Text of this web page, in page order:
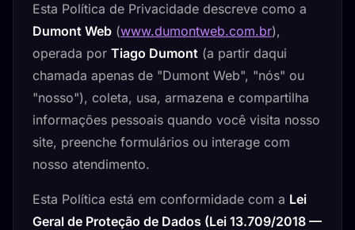
Esta Política de Privacidade descreve como a
Dumont Web (www.dumontweb.com.br),
operada por Tiago Dumont (a partir daqui
chamada apenas de "Dumont Web", "nós" ou
"nosso"), coleta, usa, armazena e compartilha
informações pessoais quando você visita nosso
site, preenche formulários ou interage com
nosso atendimento.
Esta Política está em conformidade com a Lei
Geral de Proteção de Dados (Lei 13.709/2018 —
Assistente Dumont Web
Online agora